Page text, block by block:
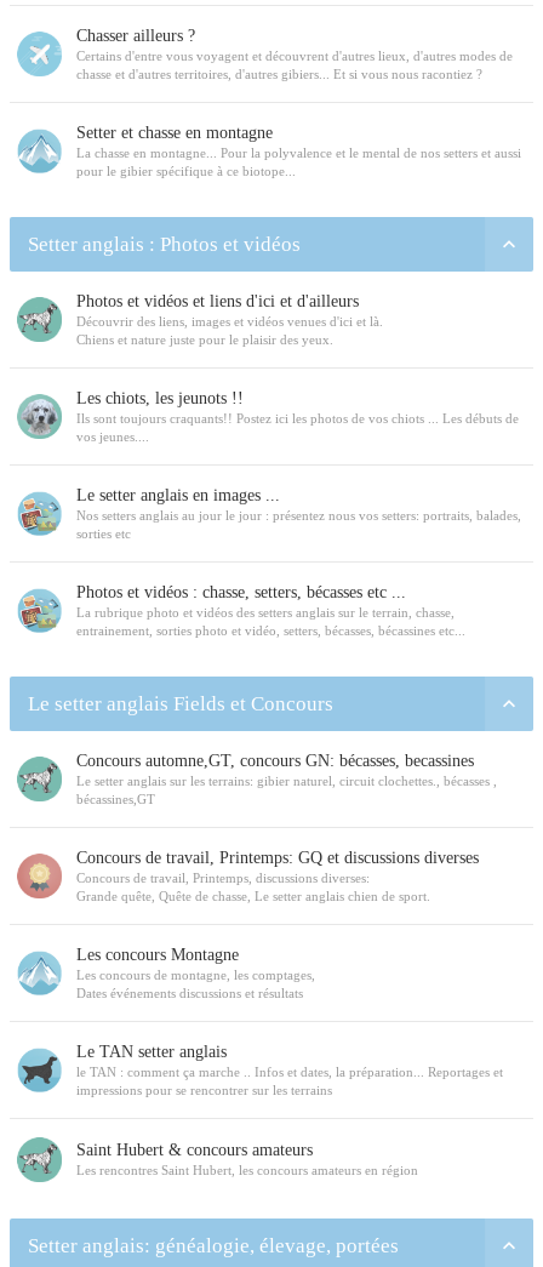
Chasser ailleurs ?
Certains d'entre vous voyagent et découvrent d'autres lieux, d'autres modes de
chasse et d'autres territoires, d'autres gibiers... Et si vous nous racontiez ?
Setter et chasse en montagne
La chasse en montagne... Pour la polyvalence et le mental de nos setters et aussi
pour le gibier spécifique à ce biotope...
Setter anglais : Photos et vidéos
Photos et vidéos et liens d'ici et d'ailleurs
Découvrir des liens, images et vidéos venues d'ici et là.
Chiens et nature juste pour le plaisir des yeux.
Les chiots, les jeunots !!
Ils sont toujours craquants!! Postez ici les photos de vos chiots ... Les débuts de
vos jeunes....
Le setter anglais en images ...
Nos setters anglais au jour le jour : présentez nous vos setters: portraits, balades,
sorties etc
Photos et vidéos : chasse, setters, bécasses etc ...
La rubrique photo et vidéos des setters anglais sur le terrain, chasse,
entrainement, sorties photo et vidéo, setters, bécasses, bécassines etc...
Le setter anglais Fields et Concours
Concours automne,GT, concours GN: bécasses, becassines
Le setter anglais sur les terrains: gibier naturel, circuit clochettes., bécasses ,
bécassines,GT
Concours de travail, Printemps: GQ et discussions diverses
Concours de travail, Printemps, discussions diverses:
Grande quête, Quête de chasse, Le setter anglais chien de sport.
Les concours Montagne
Les concours de montagne, les comptages,
Dates événements discussions et résultats
Le TAN setter anglais
le TAN : comment ça marche .. Infos et dates, la préparation... Reportages et
impressions pour se rencontrer sur les terrains
Saint Hubert & concours amateurs
Les rencontres Saint Hubert, les concours amateurs en région
Setter anglais: généalogie, élevage, portées